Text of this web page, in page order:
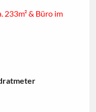
233m² & Büro im